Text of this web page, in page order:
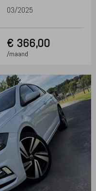
03/2025
€ 366,00
/maand